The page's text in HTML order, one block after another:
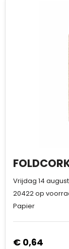
Vrijdag 14
20422op
Papier
€ 0,64